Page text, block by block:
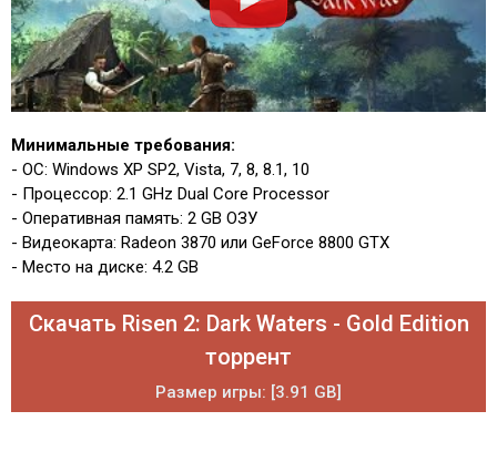
Минимальные требования:
- ОС: Windows XP SP2, Vista, 7, 8, 8.1, 10
- Процессор: 2.1 GHz Dual Core Processor
- Оперативная память: 2 GB ОЗУ
- Видеокарта: Radeon 3870 или GeForce 8800 GTX
- Место на диске: 4.2 GB
Скачать Risen 2: Dark Waters - Gold Edition
торрент
Размер игры: [3.91 GB]